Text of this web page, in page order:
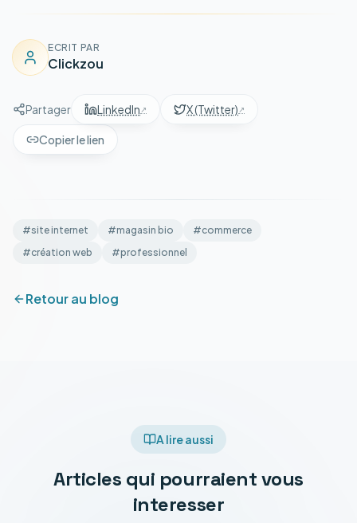
ECRIT PAR
Clickzou
Partager LinkedIn X (Twitter)
Copier le lien
#site internet #magasin bio #commerce
#création web #professionnel
Retour au blog
A lire aussi
Articles qui pourraient vous
interesser